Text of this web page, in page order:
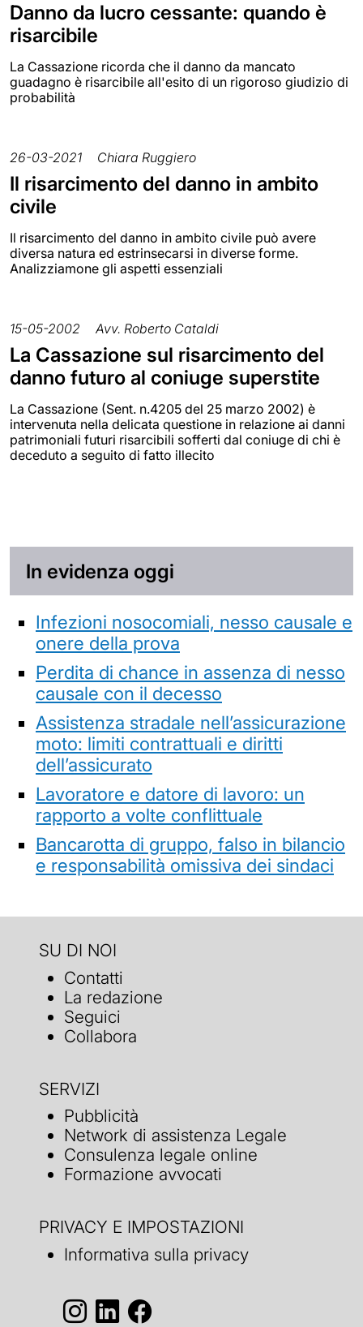
Danno da lucro cessante: quando è
risarcibile
La Cassazione ricorda che il danno da mancato
guadagno è risarcibile all'esito di un rigoroso giudizio di
probabilità
26-03-2021 Chiara Ruggiero
Il risarcimento del danno in ambito
civile
Il risarcimento del danno in ambito civile può avere
diversa natura ed estrinsecarsi in diverse forme.
Analizziamone gli aspetti essenziali
15-05-2002 Avv. Roberto Cataldi
La Cassazione sul risarcimento del
danno futuro al coniuge superstite
La Cassazione (Sent. n.4205 del 25 marzo 2002) è
intervenuta nella delicata questione in relazione ai danni
patrimoniali futuri risarcibili sofferti dal coniuge di chi è
deceduto a seguito di fatto illecito
In evidenza oggi
Infezioni nosocomiali, nesso causale e
onere della prova
Perdita di chance in assenza di nesso
causale con il decesso
Assistenza stradale nell’assicurazione
moto: limiti contrattuali e diritti
dell’assicurato
Lavoratore e datore di lavoro: un
rapporto a volte conflittuale
Bancarotta di gruppo, falso in bilancio
e responsabilità omissiva dei sindaci
SU DI NOI
Contatti
La redazione
Seguici
Collabora
SERVIZI
Pubblicità
Network di assistenza Legale
Consulenza legale online
Formazione avvocati
PRIVACY E IMPOSTAZIONI
Informativa sulla privacy